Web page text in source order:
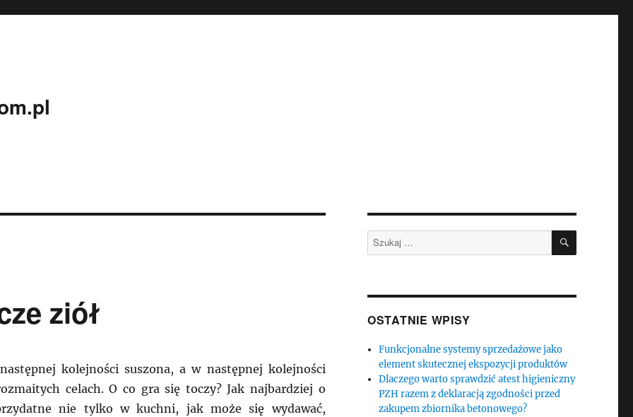
ziół
kolejności suszona, a w następnej kolejności
celach. O co gra się toczy? Jak najbardziej o
nie tylko w kuchni, jak może się wydawać,
Szukaj: SZUKAJ
OSTATNIE WPISY
Funkcjonalne systemy sprzedażowe jako
element skutecznej ekspozycji produktów
Dlaczego warto sprawdzić atest higieniczny
PZH razem z deklaracją zgodności przed
zakupem zbiornika betonowego?